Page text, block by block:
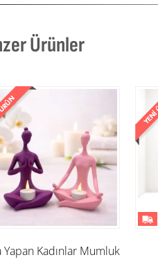
Ürünler
Yapan Kadınlar Mumluk